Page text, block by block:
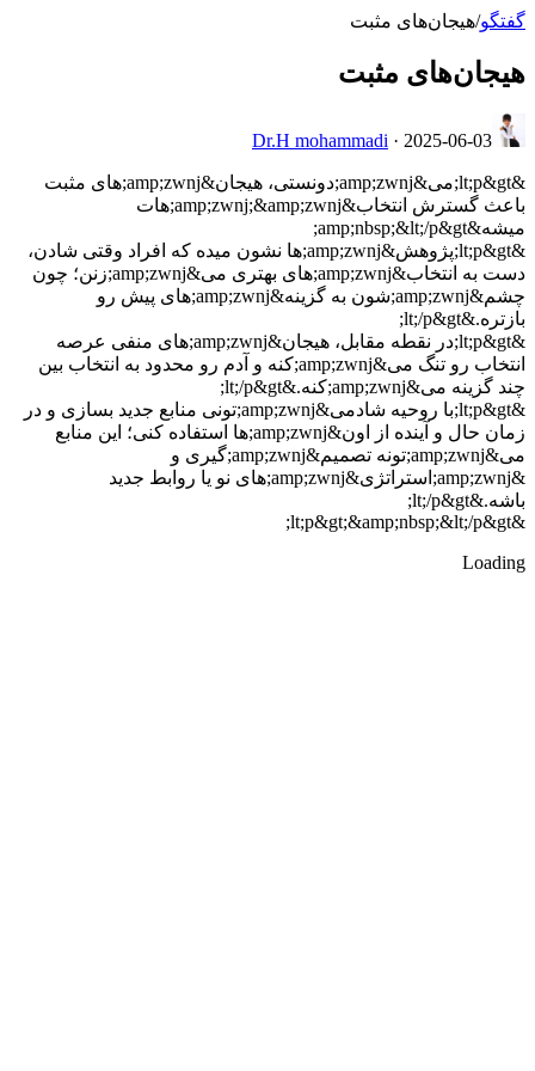
گفتگو/هیجان‌های مثبت
هیجان‌های مثبت
Dr.H mohammadi · 2025-06-03
&lt;p&gt;می&amp;zwnj;دونستی، هیجان&amp;zwnj;های مثبت
باعث گسترش انتخاب&amp;zwnj;&amp;zwnj;هات
میشه&amp;nbsp;&lt;/p&gt;
&lt;p&gt;پژوهش&amp;zwnj;ها نشون میده که افراد وقتی شادن،
دست به انتخاب&amp;zwnj;های بهتری می&amp;zwnj;زنن؛ چون
چشم&amp;zwnj;شون به گزینه&amp;zwnj;های پیش رو
بازتره.&lt;/p&gt;
&lt;p&gt;در نقطه مقابل، هیجان&amp;zwnj;های منفی عرصه
انتخاب رو تنگ می&amp;zwnj;کنه و آدم رو محدود به انتخاب بین
چند گزینه می&amp;zwnj;کنه.&lt;/p&gt;
&lt;p&gt;با روحیه شادمی&amp;zwnj;تونی منابع جدید بسازی و در
زمان حال و آینده از اون&amp;zwnj;ها استفاده کنی؛ این منابع
می&amp;zwnj;تونه تصمیم&amp;zwnj;گیری و
&amp;zwnj;استراتژی&amp;zwnj;های نو یا روابط جدید
باشه.&lt;/p&gt;
&lt;p&gt;&amp;nbsp;&lt;/p&gt;
Loading